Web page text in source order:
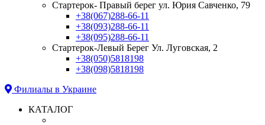
Стартерок- Правый берег ул. Юрия Савченко, 79
+38(067)288-66-11
+38(093)288-66-11
+38(095)288-66-11
Стартерок-Левый Берег Ул. Луговская, 2
+38(050)5818198
+38(098)5818198
Филиалы в Украине
КАТАЛОГ